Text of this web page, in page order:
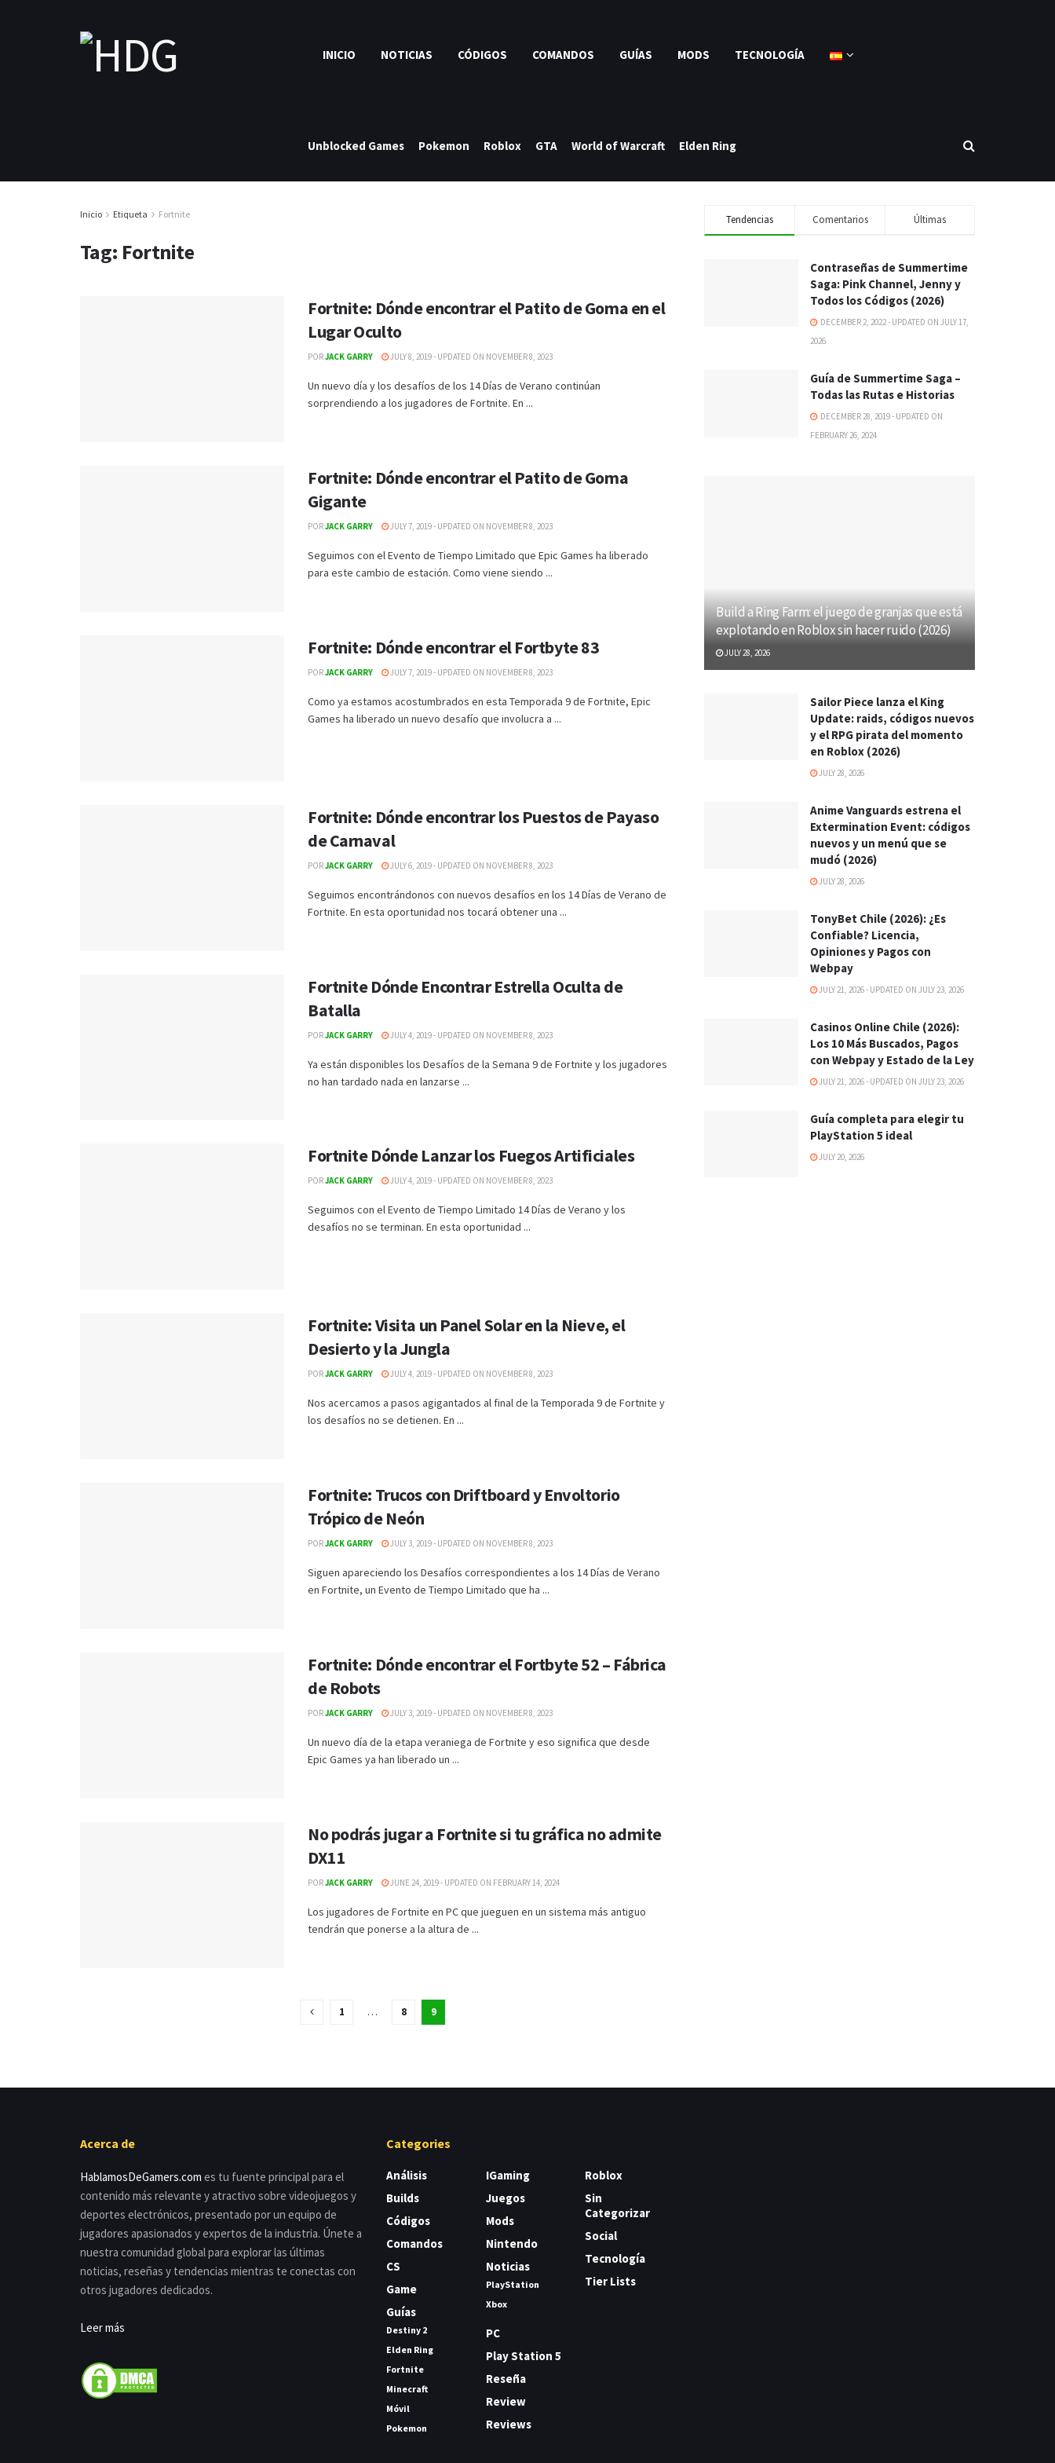
INICIO NOTICIAS CÓDIGOS COMANDOS GUÍAS MODS TECNOLOGÍA
Unblocked Games Pokemon Roblox GTA World of Warcraft Elden Ring
Inicio Etiqueta Fortnite
Tag: Fortnite
Fortnite: Dónde encontrar el Patito de Goma en el
Lugar Oculto
PORJACK GARRY JULY 8, 2019 - UPDATED ON NOVEMBER 8, 2023
Un nuevo día y los desafíos de los 14 Días de Verano continúan
sorprendiendo a los jugadores de Fortnite. En ...
Fortnite: Dónde encontrar el Patito de Goma
Gigante
PORJACK GARRY JULY 7, 2019 - UPDATED ON NOVEMBER 8, 2023
Seguimos con el Evento de Tiempo Limitado que Epic Games ha liberado
para este cambio de estación. Como viene siendo ...
Fortnite: Dónde encontrar el Fortbyte 83
PORJACK GARRY JULY 7, 2019 - UPDATED ON NOVEMBER 8, 2023
Como ya estamos acostumbrados en esta Temporada 9 de Fortnite, Epic
Games ha liberado un nuevo desafío que involucra a ...
Fortnite: Dónde encontrar los Puestos de Payaso
de Carnaval
PORJACK GARRY JULY 6, 2019 - UPDATED ON NOVEMBER 8, 2023
Seguimos encontrándonos con nuevos desafíos en los 14 Días de Verano de
Fortnite. En esta oportunidad nos tocará obtener una ...
Fortnite Dónde Encontrar Estrella Oculta de
Batalla
PORJACK GARRY JULY 4, 2019 - UPDATED ON NOVEMBER 8, 2023
Ya están disponibles los Desafíos de la Semana 9 de Fortnite y los jugadores
no han tardado nada en lanzarse ...
Fortnite Dónde Lanzar los Fuegos Artificiales
PORJACK GARRY JULY 4, 2019 - UPDATED ON NOVEMBER 8, 2023
Seguimos con el Evento de Tiempo Limitado 14 Días de Verano y los
desafíos no se terminan. En esta oportunidad ...
Fortnite: Visita un Panel Solar en la Nieve, el
Desierto y la Jungla
PORJACK GARRY JULY 4, 2019 - UPDATED ON NOVEMBER 8, 2023
Nos acercamos a pasos agigantados al final de la Temporada 9 de Fortnite y
los desafíos no se detienen. En ...
Fortnite: Trucos con Driftboard y Envoltorio
Trópico de Neón
PORJACK GARRY JULY 3, 2019 - UPDATED ON NOVEMBER 8, 2023
Siguen apareciendo los Desafíos correspondientes a los 14 Días de Verano
en Fortnite, un Evento de Tiempo Limitado que ha ...
Fortnite: Dónde encontrar el Fortbyte 52 – Fábrica
de Robots
PORJACK GARRY JULY 3, 2019 - UPDATED ON NOVEMBER 8, 2023
Un nuevo día de la etapa veraniega de Fortnite y eso significa que desde
Epic Games ya han liberado un ...
No podrás jugar a Fortnite si tu gráfica no admite
DX11
PORJACK GARRY JUNE 24, 2019 - UPDATED ON FEBRUARY 14, 2024
Los jugadores de Fortnite en PC que jueguen en un sistema más antiguo
tendrán que ponerse a la altura de ...
1 … 8 9
Tendencias Comentarios Últimas
Contraseñas de Summertime
Saga: Pink Channel, Jenny y
Todos los Códigos (2026)
DECEMBER 2, 2022 - UPDATED ON JULY 17,
2026
Guía de Summertime Saga –
Todas las Rutas e Historias
DECEMBER 28, 2019 - UPDATED ON
FEBRUARY 26, 2024
Build a Ring Farm: el juego de granjas que está
explotando en Roblox sin hacer ruido (2026)
JULY 28, 2026
Sailor Piece lanza el King
Update: raids, códigos nuevos
y el RPG pirata del momento
en Roblox (2026)
JULY 28, 2026
Anime Vanguards estrena el
Extermination Event: códigos
nuevos y un menú que se
mudó (2026)
JULY 28, 2026
TonyBet Chile (2026): ¿Es
Confiable? Licencia,
Opiniones y Pagos con
Webpay
JULY 21, 2026 - UPDATED ON JULY 23, 2026
Casinos Online Chile (2026):
Los 10 Más Buscados, Pagos
con Webpay y Estado de la Ley
JULY 21, 2026 - UPDATED ON JULY 23, 2026
Guía completa para elegir tu
PlayStation 5 ideal
JULY 20, 2026
Acerca de
HablamosDeGamers.com es tu fuente principal para el
contenido más relevante y atractivo sobre videojuegos y
deportes electrónicos, presentado por un equipo de
jugadores apasionados y expertos de la industria. Únete a
nuestra comunidad global para explorar las últimas
noticias, reseñas y tendencias mientras te conectas con
otros jugadores dedicados.
Leer más
Categories
Análisis
Builds
Códigos
Comandos
CS
Game
Guías
Destiny 2
Elden Ring
Fortnite
Minecraft
Móvil
Pokemon
IGaming
Juegos
Mods
Nintendo
Noticias
PlayStation
Xbox
PC
Play Station 5
Reseña
Review
Reviews
Roblox
Sin
Categorizar
Social
Tecnología
Tier Lists